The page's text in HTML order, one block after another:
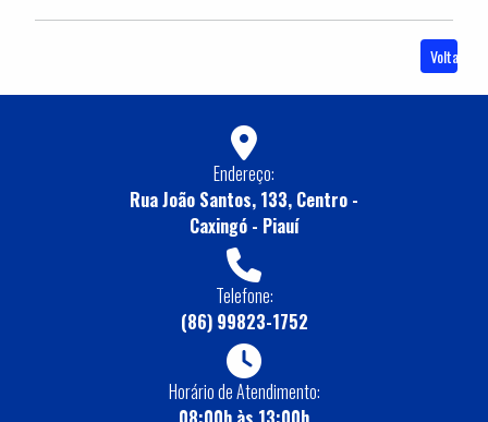
Voltar
Endereço:
Rua João Santos, 133, Centro -
Caxingó - Piauí
Telefone:
(86) 99823-1752
Horário de Atendimento: